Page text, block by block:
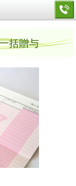
括贈与